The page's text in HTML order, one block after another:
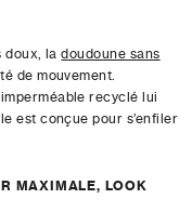
doux, ladoudoune sans
de mouvement.
recyclé lui
est conçue pour s’enfiler
MAXIMALE, LOOK